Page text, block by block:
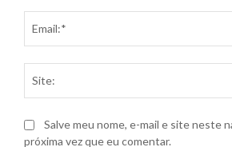
Salve meu nome, e-mail e site neste
próxima vez que eu comentar.